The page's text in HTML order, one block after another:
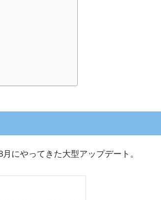
にやってきた大型アップデート。